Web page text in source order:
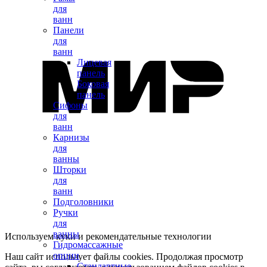
для
ванн
Панели
для
ванн
Лицевая
панель
Боковая
панель
Сифоны
для
ванн
Карнизы
для
ванны
Шторки
для
ванн
Подголовники
Ручки
для
ванны
Гидромассажные
опции
Используем куки и рекомендательные технологии
Наш сайт использует файлы cookies. Продолжая просмотр